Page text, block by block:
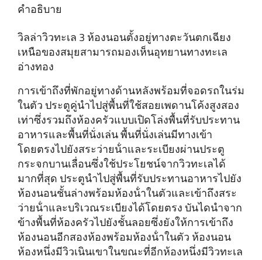
คำอธิบาย
วิลล่าวิวทะเล 3 ห้องนอนตั้งอยู่ทางตะวันตกเฉียง
เหนือของสมุยสามารถมองเห็นอุทยานทางทะเล
อ่างทอง
การเข้าถึงที่พักอยู่ทางด้านหลังพร้อมที่จอดรถในร่ม
ในตัว ประตูคู่นําไปสู่พื้นที่ใช้สอยเพดานโค้งสูงสอง
เท่าซึ่งรวมถึงห้องครัวแบบเปิดโล่งพื้นที่รับประทาน
อาหารและพื้นที่นั่งเล่น พื้นที่นั่งเล่นมีทางเข้า
โดยตรงไปยังสระว่ายน้ําและระเบียงผ่านประตู
กระจกบานเลื่อนซึ่งใช้ประโยชน์จากวิวทะเลได้
มากที่สุด ประตูนําไปสู่พื้นที่รับประทานอาหารไปยัง
ห้องนอนชั้นล่างพร้อมห้องน้ําในตัวและเข้าถึงสระ
ว่ายน้ําและบริเวณระเบียงได้โดยตรง บันไดนําจาก
ข้างพื้นที่ห้องครัวไปยังชั้นลอยซึ่งยังให้การเข้าถึง
ห้องนอนอีกสองห้องพร้อมห้องน้ําในตัว ห้องนอน
ห้องหนึ่งมีวิวเนินเขาในขณะที่อีกห้องหนึ่งมีวิวทะเล